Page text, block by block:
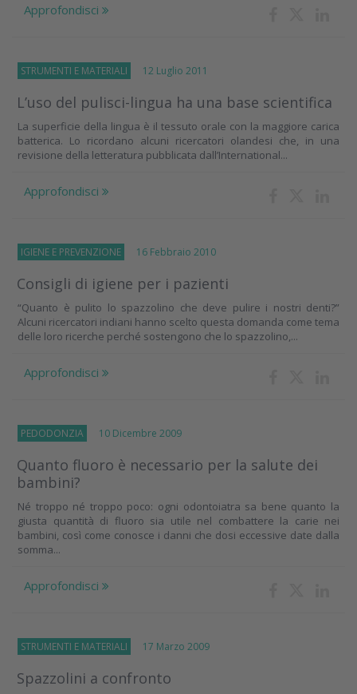
Approfondisci
STRUMENTI E MATERIALI 12 Luglio 2011
L’uso del pulisci-lingua ha una base scientifica
La superficie della lingua è il tessuto orale con la maggiore carica
batterica. Lo ricordano alcuni ricercatori olandesi che, in una
revisione della letteratura pubblicata dall’International...
Approfondisci
IGIENE E PREVENZIONE 16 Febbraio 2010
Consigli di igiene per i pazienti
“Quanto è pulito lo spazzolino che deve pulire i nostri denti?”
Alcuni ricercatori indiani hanno scelto questa domanda come tema
delle loro ricerche perché sostengono che lo spazzolino,...
Approfondisci
PEDODONZIA 10 Dicembre 2009
Quanto fluoro è necessario per la salute dei
bambini?
Né troppo né troppo poco: ogni odontoiatra sa bene quanto la
giusta quantità di fluoro sia utile nel combattere la carie nei
bambini, così come conosce i danni che dosi eccessive date dalla
somma...
Approfondisci
STRUMENTI E MATERIALI 17 Marzo 2009
Spazzolini a confronto